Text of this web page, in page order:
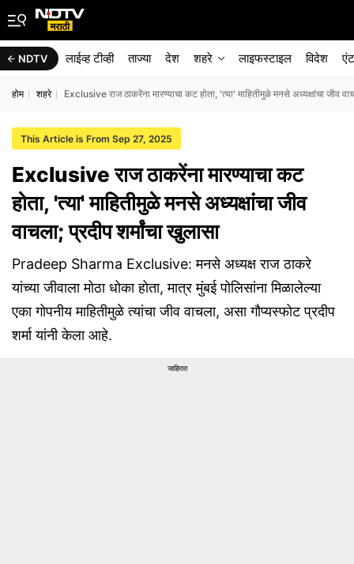
NDTV लाईव्ह टीव्ही ताज्या देश शहरे लाइफस्टाइल विदेश
होम शहरे Exclusive राज ठाकरेंना मारण्याचा कट होता, 'त्या' माहितीमुळे मनसे अध्यक्षांचा जीव
This Article is From Sep 27, 2025
Exclusive राज ठाकरेंना मारण्याचा कट
होता, 'त्या' माहितीमुळे मनसे अध्यक्षांचा जीव
वाचला; प्रदीप शर्मांचा खुलासा
Pradeep Sharma Exclusive: मनसे अध्यक्ष राज ठाकरे
यांच्या जीवाला मोठा धोका होता, मात्र मुंबई पोलिसांना मिळालेल्या
एका गोपनीय माहितीमुळे त्यांचा जीव वाचला, असा गौप्यस्फोट प्रदीप
शर्मा यांनी केला आहे.
जाहिरात